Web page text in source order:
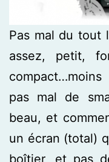
Pas mal du tout
assez, petit,
pas mal de
beau, et
un écran (total)